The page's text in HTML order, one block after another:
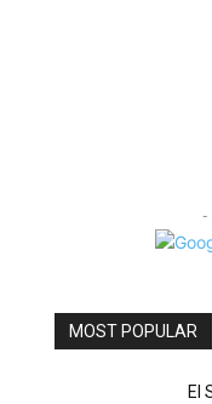
-
MOST POPULAR
El